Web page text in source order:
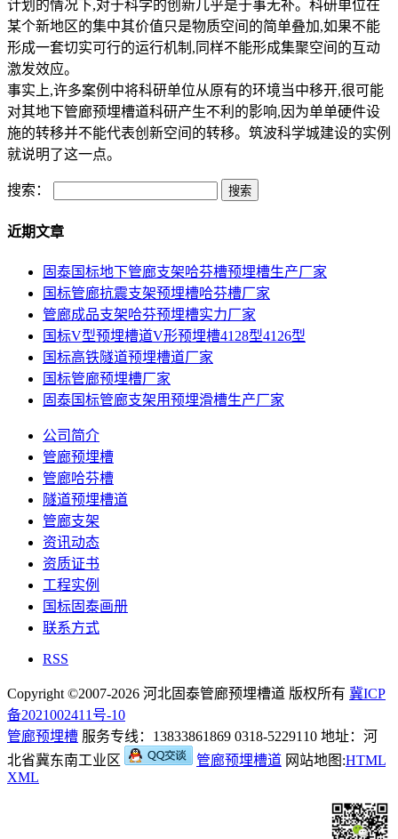
计划的情况下,对于科学的创新几乎是于事无补。科研单位在
某个新地区的集中其价值只是物质空间的简单叠加,如果不能
形成一套切实可行的运行机制,同样不能形成集聚空间的互动
激发效应。
事实上,许多案例中将科研单位从原有的环境当中移开,很可能
对其地下管廊预埋槽道科研产生不利的影响,因为单单硬件设
施的转移并不能代表创新空间的转移。筑波科学城建设的实例
就说明了这一点。
搜索：
近期文章
固泰国标地下管廊支架哈芬槽预埋槽生产厂家
国标管廊抗震支架预埋槽哈芬槽厂家
管廊成品支架哈芬预埋槽实力厂家
国标V型预埋槽道V形预埋槽4128型4126型
国标高铁隧道预埋槽道厂家
国标管廊预埋槽厂家
固泰国标管廊支架用预埋滑槽生产厂家
公司简介
管廊预埋槽
管廊哈芬槽
隧道预埋槽道
管廊支架
资讯动态
资质证书
工程实例
国标固泰画册
联系方式
RSS
Copyright ©2007-2026 河北固泰管廊预埋槽道 版权所有 冀ICP
备2021002411号-10
管廊预埋槽 服务专线：13833861869 0318-5229110 地址：河
北省冀东南工业区
管廊预埋槽道 网站地图:HTML
XML